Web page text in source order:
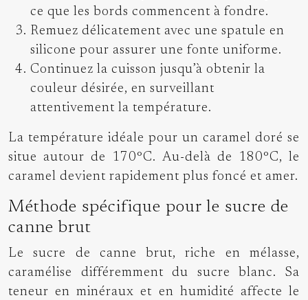
ce que les bords commencent à fondre.
Remuez délicatement avec une spatule en
silicone pour assurer une fonte uniforme.
Continuez la cuisson jusqu’à obtenir la
couleur désirée, en surveillant
attentivement la température.
La température idéale pour un caramel doré se
situe autour de 170°C. Au-delà de 180°C, le
caramel devient rapidement plus foncé et amer.
Méthode spécifique pour le sucre de
canne brut
Le sucre de canne brut, riche en mélasse,
caramélise différemment du sucre blanc. Sa
teneur en minéraux et en humidité affecte le